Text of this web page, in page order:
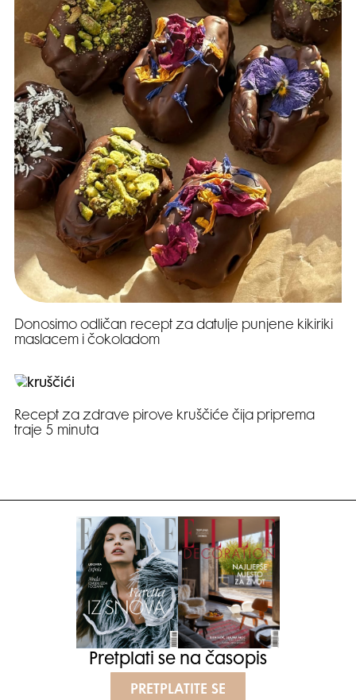
Donosimo odličan recept za datulje punjene kikiriki
maslacem i čokoladom
Recept za zdrave pirove kruščiće čija priprema
traje 5 minuta
Pretplati se na časopis
PRETPLATITE SE